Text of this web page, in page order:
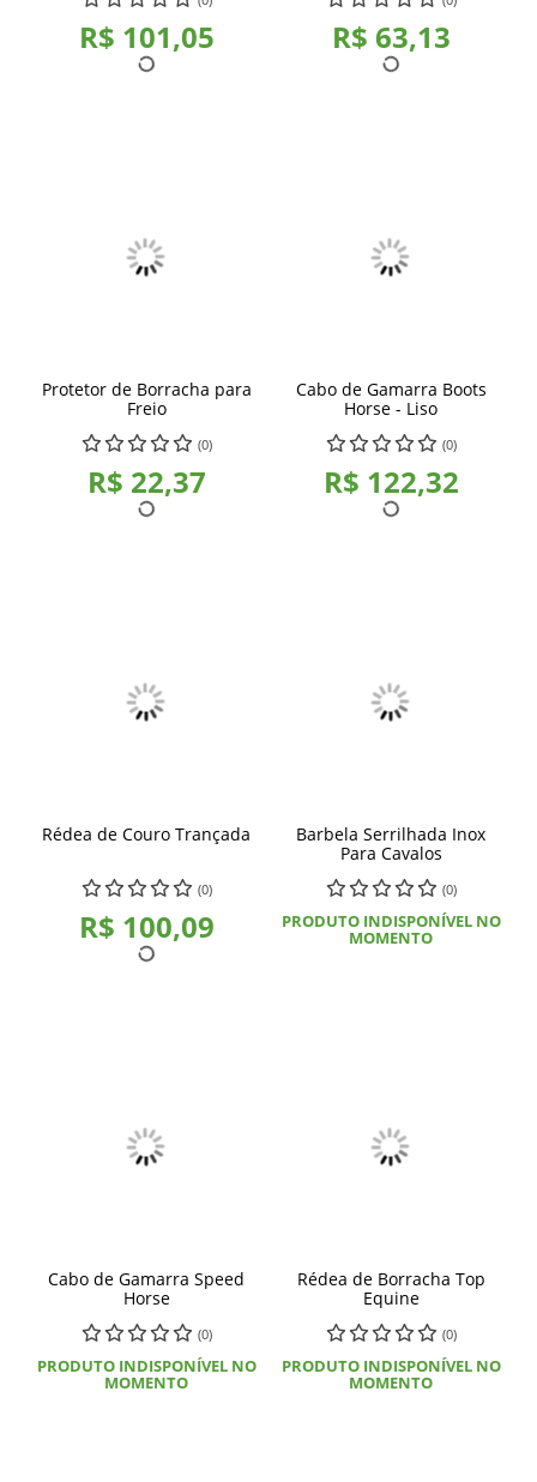
R$ 101,05 R$ 63,13
Protetor de Borracha para
Freio
(0)
R$ 22,37
Cabo de Gamarra Boots
Horse - Liso
(0)
R$ 122,32
Rédea de Couro Trançada
(0)
R$ 100,09
Barbela Serrilhada Inox
Para Cavalos
(0)
PRODUTO INDISPONÍVEL NO
MOMENTO
Cabo de Gamarra Speed
Horse
(0)
PRODUTO INDISPONÍVEL NO
MOMENTO
Rédea de Borracha Top
Equine
(0)
PRODUTO INDISPONÍVEL NO
MOMENTO